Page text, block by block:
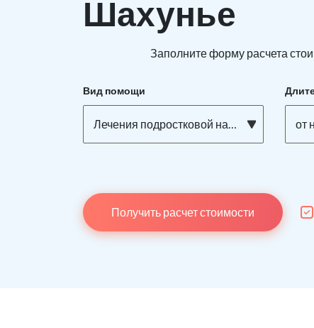
Шахунье
Заполните форму расчета
Вид помощи
Лечения подростковой наркомании от
Получить расчет стоимости